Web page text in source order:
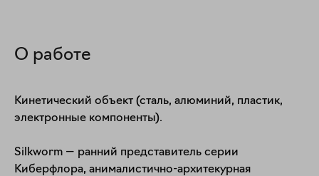
О работе
Кинетический объект (сталь, алюминий, пластик,
электронные компоненты).
Silkworm — ранний представитель серии
Киберфлора, анималистично-архитекурная